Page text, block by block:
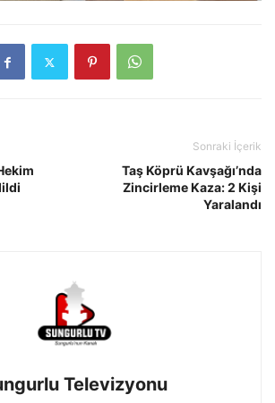
Sonraki İçerik
Taş Köprü Kavşağı’nda
Zincirleme Kaza: 2 Kişi
Yaralandı
Televizyonu